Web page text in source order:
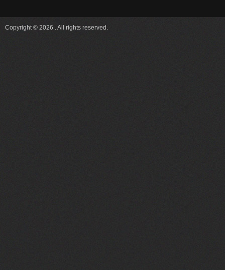
Copyright © 2026 . All rights reserved.